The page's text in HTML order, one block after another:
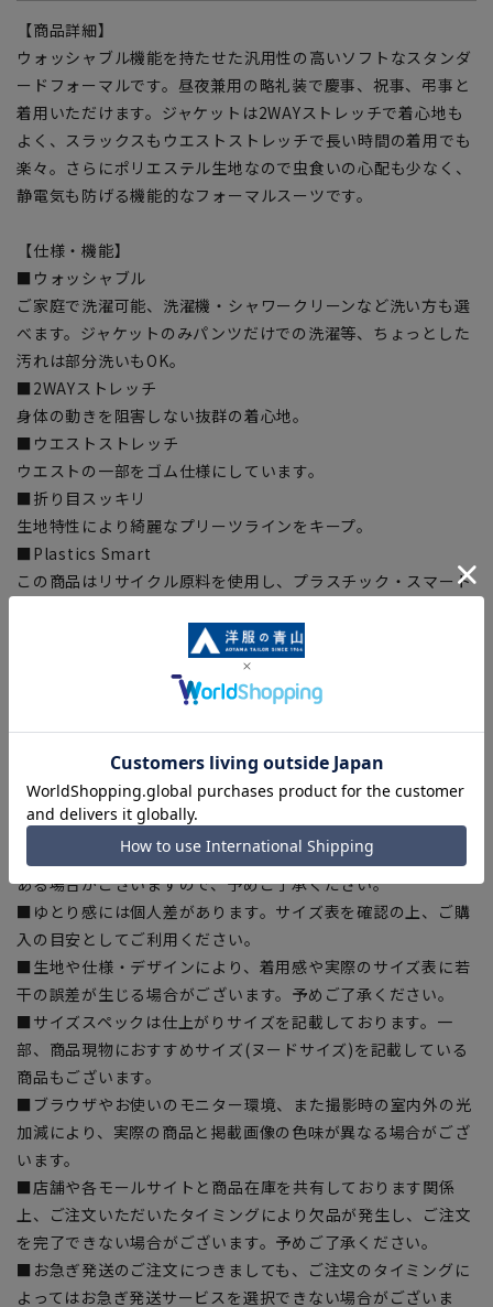
【商品詳細】
ウォッシャブル機能を持たせた汎用性の高いソフトなスタンダ
ードフォーマルです。昼夜兼用の略礼装で慶事、祝事、弔事と
着用いただけます。ジャケットは2WAYストレッチで着心地も
よく、スラックスもウエストストレッチで長い時間の着用でも
楽々。さらにポリエステル生地なので虫食いの心配も少なく、
静電気も防げる機能的なフォーマルスーツです。
【仕様・機能】
■ウォッシャブル
ご家庭で洗濯可能、洗濯機・シャワークリーンなど洗い方も選
べます。ジャケットのみパンツだけでの洗濯等、ちょっとした
汚れは部分洗いもOK。
■2WAYストレッチ
身体の動きを阻害しない抜群の着心地。
■ウエストストレッチ
ウエストの一部をゴム仕様にしています。
■折り目スッキリ
生地特性により綺麗なプリーツラインをキープ。
■Plastics Smart
この商品はリサイクル原料を使用し、プラスチック・スマート
■ECOBLUE®(100%リサイクルポリエステル)
『ECOBLUE®』はマテリアルリサイクルにより、ペットボトル
を繊維へと再生しています。当製品は裏地の糸の一部に
【シルエット】《標準》 (当社比)
【商品に関するご注意】
■商品画像はサンプルのため、色味やサイズ等の仕様に変更が
ある場合がございますので、予めご了承ください。
■ゆとり感には個人差があります。サイズ表を確認の上、ご購
入の目安としてご利用ください。
■生地や仕様・デザインにより、着用感や実際のサイズ表に若
干の誤差が生じる場合がございます。予めご了承ください。
■サイズスペックは仕上がりサイズを記載しております。一
部、商品現物におすすめサイズ(ヌードサイズ)を記載している
商品もございます。
■ブラウザやお使いのモニター環境、また撮影時の室内外の光
加減により、実際の商品と掲載画像の色味が異なる場合がござ
います。
■店舗や各モールサイトと商品在庫を共有しております関係
上、ご注文いただいたタイミングにより欠品が発生し、ご注文
を完了できない場合がございます。予めご了承ください。
■お急ぎ発送のご注文につきましても、ご注文のタイミングに
よってはお急ぎ発送サービスを選択できない場合がございま